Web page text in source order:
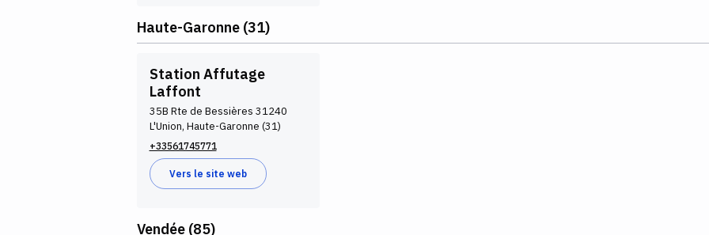
Haute-Garonne (31)
Station Affutage
Laffont
35B Rte de Bessières 31240
L'Union, Haute-Garonne (31)
+33561745771
Vers le site web
Vendée (85)